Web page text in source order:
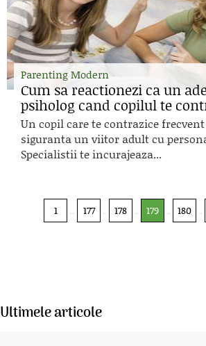
Parenting Modern
Cum sa reactionezi ca un
psiholog cand copilul te
Un copil care te contrazice
siguranta un viitor adult cu
Specialistii te incurajeaza...
1 177 178 179 180
Ultimele articole